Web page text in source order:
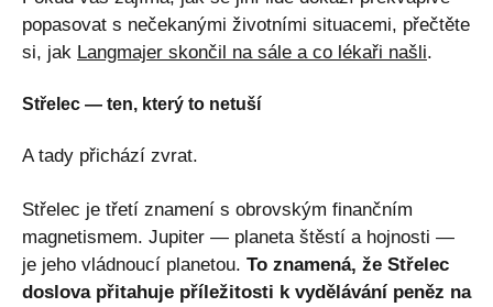
popasovat s nečekanými životními situacemi, přečtěte
si, jak Langmajer skončil na sále a co lékaři našli.
Střelec — ten, který to netuší
A tady přichází zvrat.
Střelec je třetí znamení s obrovským finančním
magnetismem. Jupiter — planeta štěstí a hojnosti —
je jeho vládnoucí planetou. To znamená, že Střelec
doslova přitahuje příležitosti k vydělávání peněz na